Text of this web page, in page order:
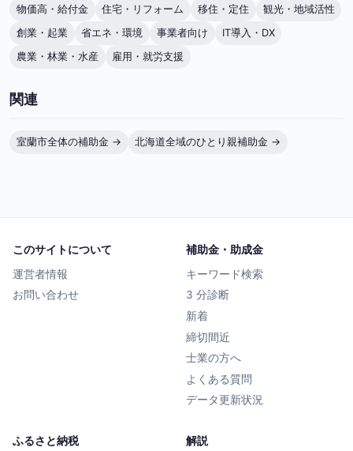
物価高・給付金
住宅・リフォーム 移住・定住
観光・地域活性
創業・起業
省エネ・環境 事業者向け
IT導入・DX
農業・林業・水産
雇用・就労支援
関連
室蘭市全体の補助金 → 北海道全域のひとり親補助金 →
このサイトについて
運営者情報
お問い合わせ
補助金・助成金
キーワード検索
3 分診断
新着
締切間近
士業の方へ
よくある質問
データ更新状況
ふるさと納税 解説